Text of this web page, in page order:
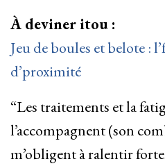
À deviner itou :
Jeu de boules et belote :
d’proximité
“Les traitements et la
l’accompagnent (son
m’obligent à ralentir